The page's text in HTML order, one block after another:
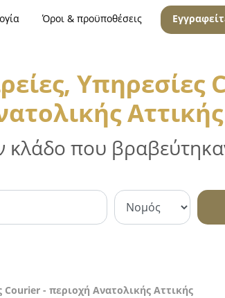
Όροι & προϋποθέσεις
Υπηρεσίες
Αττικής
κλάδο που
- περιοχή Ανατολικής Αττικής